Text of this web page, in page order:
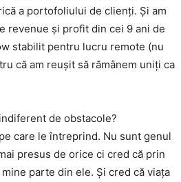
a portofoliului de clienți. Și am
revenue și profit din cei 9 ani de
stabilit pentru lucru remote (nu
că am reușit să rămânem uniți ca
de obstacole?
care le întreprind. Nu sunt genul
presus de orice ci cred că prin
parte din ele. Și cred că viața